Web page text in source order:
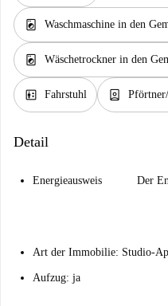
local_laundry_service Waschmaschine in den
local_laundry_service Wäschetrockner in den
elevator Fahrstuhl person_book
Detail
Energieausweis
Der
Art der Immobilie: Studio-
Aufzug: ja